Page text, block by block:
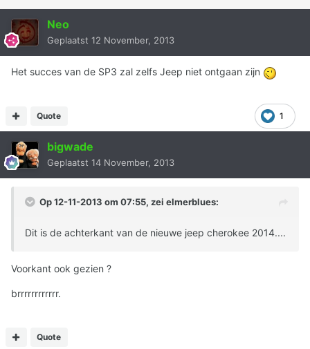
Neo
Geplaatst 12 November, 2013
Het succes van de SP3 zal zelfs Jeep niet ontgaan zijn
1
Quote
bigwade
Geplaatst 14 November, 2013
Op 12-11-2013 om 07:55, zei elmerblues:
Dit is de achterkant van de nieuwe jeep cherokee 2014....
Voorkant ook gezien ?
brrrrrrrrrrrr.
Quote